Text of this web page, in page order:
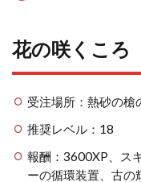
花の咲くころ
受注場所：熱砂の槍
推奨レベル：18
報酬：3600XP、ス
ーの循環装置、古の